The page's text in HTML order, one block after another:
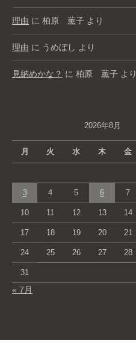
理由 に 柏原 薫子 より
理由 に うめぼし より
見納めかな？ に 柏原 薫子 より
2026年8月
月 火 水 木 金
3 4 5 6 7
10 11 12 13 14
17 18 19 20 21
24 25 26 27 28
31
« 7月